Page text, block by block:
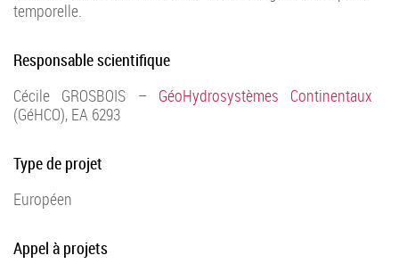
temporelle.
Responsable scientifique
Cécile GROSBOIS – GéoHydrosystèmes Continentaux
(GéHCO), EA 6293
Type de projet
Européen
Appel à projets